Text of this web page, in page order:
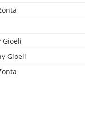
Gioeli
Gioeli